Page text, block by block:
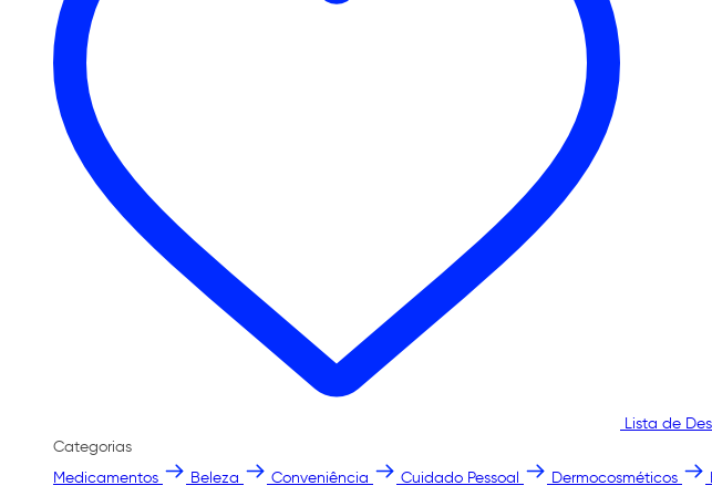
Lista de
Categorias
Medicamentos
Beleza Conveniência Cuidado Pessoal Dermocosméticos